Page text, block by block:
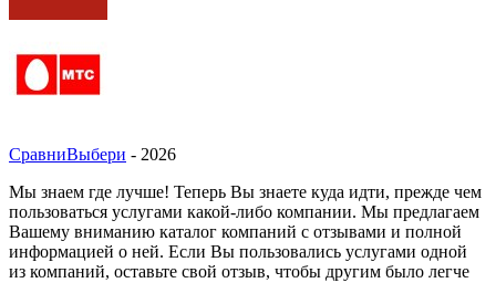
СравниВыбери - 2026
Мы знаем где лучше! Теперь Вы знаете куда идти, прежде чем
пользоваться услугами какой-либо компании. Мы предлагаем
Вашему вниманию каталог компаний с отзывами и полной
информацией о ней. Если Вы пользовались услугами одной
из компаний, оставьте свой отзыв, чтобы другим было легче